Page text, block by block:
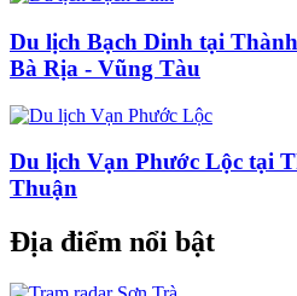
Du lịch Bạch Dinh tại
Bà Rịa - Vũng Tàu
Du lịch Vạn Phước Lộc tại
Thuận
Địa điểm nổi bật